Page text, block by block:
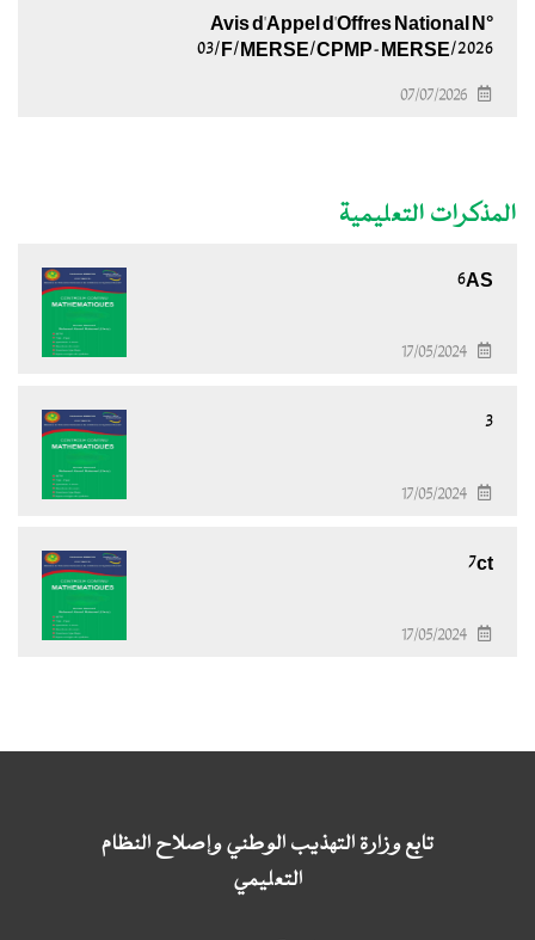
Avis d'Appel d'Offres National N°
03/F/MERSE/CPMP-MERSE/2026
07/07/2026
المذكرات التعليمية
6AS
17/05/2024
3
17/05/2024
7ct
17/05/2024
تابع وزارة التهذيب الوطني وإصلاح النظام
التعليمي